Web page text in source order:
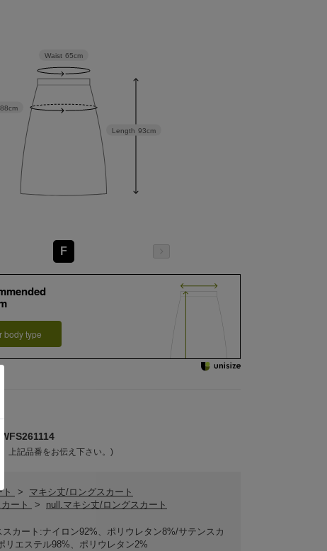
Length 93cm
88cm
Waist 65cm
F
body type
上記品番をお伝え下さい。)
>
マキシ丈/ロングスカート
ート
> null.マキシ丈/ロングスカート
スカート:ナイロン92%、ポリウレタン8%/サテンスカ
リエステル98%、ポリウレタン2%